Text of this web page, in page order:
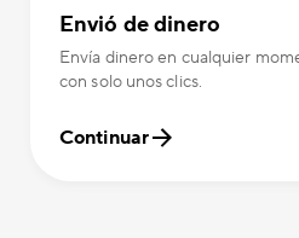
Envió de dinero
Envía dinero en cualquier
con solo unos clics.
Continuar